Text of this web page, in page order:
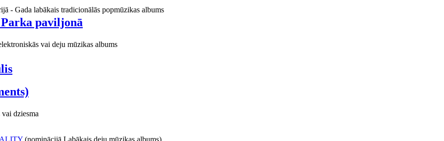
paviljonā
- Gada labākais tradicionālās popmūzikas albums
vai deju mūzikas albums
dziesma
(nominācijā Labākais deju mūzikas albums)